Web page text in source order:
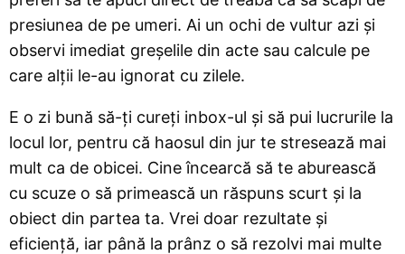
presiunea de pe umeri. Ai un ochi de vultur azi și
observi imediat greșelile din acte sau calcule pe
care alții le-au ignorat cu zilele.
E o zi bună să-ți cureți inbox-ul și să pui lucrurile la
locul lor, pentru că haosul din jur te stresează mai
mult ca de obicei. Cine încearcă să te aburească
cu scuze o să primească un răspuns scurt și la
obiect din partea ta. Vrei doar rezultate și
eficiență, iar până la prânz o să rezolvi mai multe